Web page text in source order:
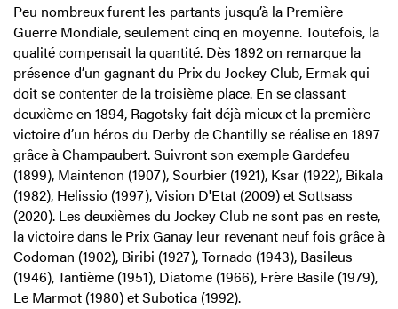
Peu nombreux furent les partants jusqu’à la Première
Guerre Mondiale, seulement cinq en moyenne. Toutefois, la
qualité compensait la quantité. Dès 1892 on remarque la
présence d’un gagnant du Prix du Jockey Club, Ermak qui
doit se contenter de la troisième place. En se classant
deuxième en 1894, Ragotsky fait déjà mieux et la première
victoire d’un héros du Derby de Chantilly se réalise en 1897
grâce à Champaubert. Suivront son exemple Gardefeu
(1899), Maintenon (1907), Sourbier (1921), Ksar (1922), Bikala
(1982), Helissio (1997), Vision D'Etat (2009) et Sottsass
(2020). Les deuxièmes du Jockey Club ne sont pas en reste,
la victoire dans le Prix Ganay leur revenant neuf fois grâce à
Codoman (1902), Biribi (1927), Tornado (1943), Basileus
(1946), Tantième (1951), Diatome (1966), Frère Basile (1979),
Le Marmot (1980) et Subotica (1992).